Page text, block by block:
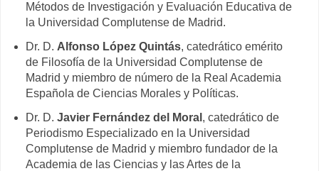
Métodos de Investigación y Evaluación Educativa de
la Universidad Complutense de Madrid.
Dr. D. Alfonso López Quintás, catedrático emérito
de Filosofía de la Universidad Complutense de
Madrid y miembro de número de la Real Academia
Española de Ciencias Morales y Políticas.
Dr. D. Javier Fernández del Moral , catedrático de
Periodismo Especializado en la Universidad
Complutense de Madrid y miembro fundador de la
Academia de las Ciencias y las Artes de la